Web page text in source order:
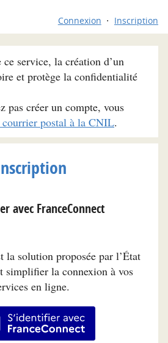
Connexion Inscription
service, la création d’un
et protège la confidentialité
pas créer un compte, vous
courrier postal à la CNIL.
avec FranceConnect
la solution proposée par l’État
simplifier la connexion à vos
en ligne.
S’identifier avec